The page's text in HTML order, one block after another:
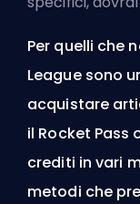
Per quelli che
League sono
acquistare
il Rocket
crediti in vari
metodi che